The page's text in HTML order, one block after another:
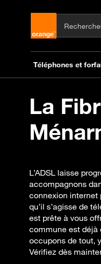
La
L’ADSL laisse
accompagnons
connexion internet
qu’il s’agisse de
est prête à vous
commune est déjà
occupons de tout,
Vérifiez dès